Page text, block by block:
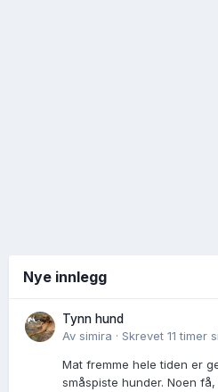
Nye innlegg
Tynn hund
Av simira · Skrevet 11 timer
Mat fremme hele tiden er
småspiste hunder. Noen